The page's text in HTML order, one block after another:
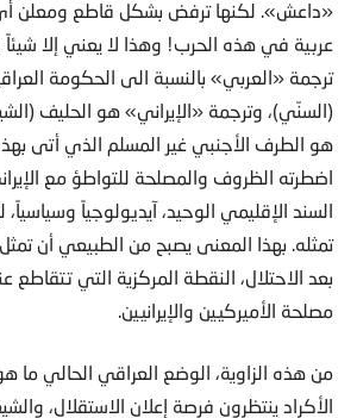
«داعش». لكنها ترفض بشكل قاطع ومعلن
عربية في هذه الحرب! وهذا لا يعني إلا
ترجمة «العربي» بالنسبة الى الحكومة
(السنّي)، وترجمة «الإيراني» هو الحليف
هو الطرف الأجنبي غير المسلم الذي أتى
اضطرته الظروف والمصلحة للتواطؤ مع
السند الإقليمي الوحيد، آيديولوجياً
تمثله. بهذا المعنى يصبح من الطبيعي أن
بعد الاحتلال، النقطة المركزية التي تتقاطع
مصلحة الأميركيين والإيرانيين.
من هذه الزاوية، الوضع العراقي الحالي ما هو
الأكراد ينتظرون فرصة إعلان الاستقلال،